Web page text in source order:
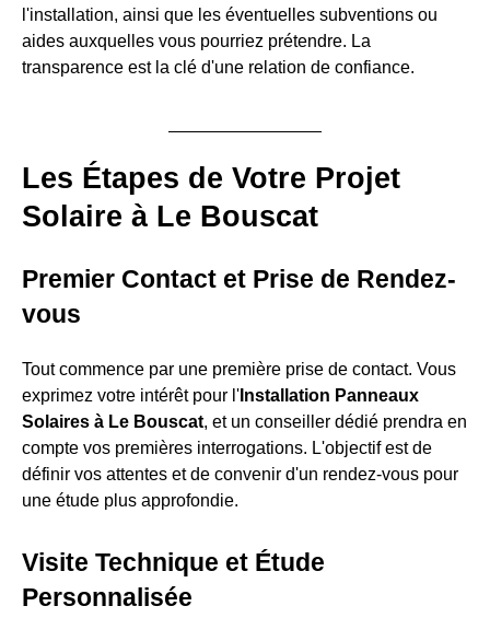
l'installation, ainsi que les éventuelles subventions ou
aides auxquelles vous pourriez prétendre. La
transparence est la clé d'une relation de confiance.
Les Étapes de Votre Projet
Solaire à Le Bouscat
Premier Contact et Prise de Rendez-
vous
Tout commence par une première prise de contact. Vous
exprimez votre intérêt pour l' Installation Panneaux
Solaires à Le Bouscat, et un conseiller dédié prendra en
compte vos premières interrogations. L'objectif est de
définir vos attentes et de convenir d'un rendez-vous pour
une étude plus approfondie.
Visite Technique et Étude
Personnalisée